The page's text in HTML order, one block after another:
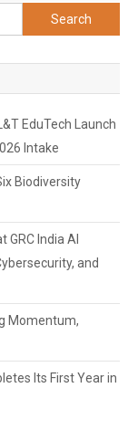
Search
for:
EduTech Launch
Intake
Biodiversity
India AI
and
Momentum,
Its First Year in